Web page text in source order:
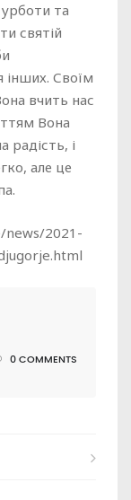
та
святій
Своїм
вчить нас
Вона
радість, і
але це
news/2021-
0 COMMENTS